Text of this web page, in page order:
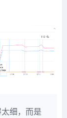
细，而是